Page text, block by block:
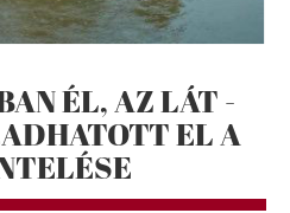
ÉL, AZ LÁT -
EL A